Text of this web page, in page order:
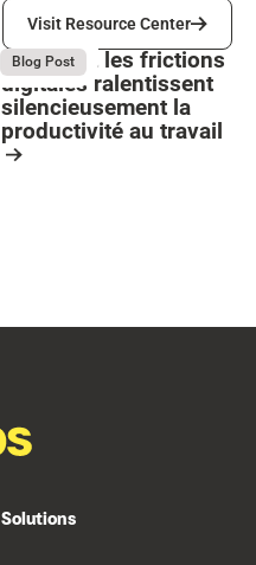
Visit Resource Center
Visit Resource Center
August 4, 2026
Blog Post
Comment les frictions
digitales ralentissent
silencieusement la
productivité au travail
Solutions